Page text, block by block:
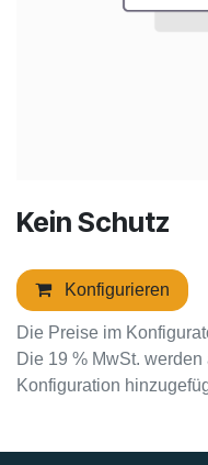
Kein Schutz
Konfigurieren
Die Preise im
Die 19 % MwSt.
Konfiguration